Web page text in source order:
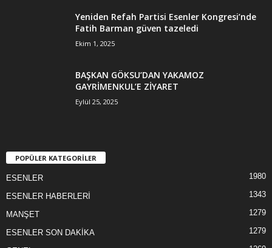
Yeniden Refah Partisi Esenler Kongresi’nde
Fatih Barman güven tazeledi
Ekim 1, 2025
BAŞKAN GÖKSU’DAN YAKAMOZ
GAYRİMENKUL’E ZİYARET
Eylül 25, 2025
POPÜLER KATEGORİLER
ESENLER 1980
ESENLER HABERLERİ 1343
MANŞET 1279
ESENLER SON DAKİKA 1279